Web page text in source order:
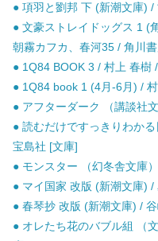
● 項羽と劉邦 下 (新潮文庫)
● 文豪ストレイドッグス 1 (
朝霧カフカ、春河35 / 角川
● 1Q84 BOOK 3 / 村上 春樹
● 1Q84 book 1 (4月-6月) /
● アフターダーク （講談社
● 読むだけですっきりわか
宝島社 [文庫]
● モンスター （幻冬舎文庫
● マイ国家 改版 (新潮文庫)
● 春琴抄 改版 (新潮文庫) /
● オレたち花のバブル組 （